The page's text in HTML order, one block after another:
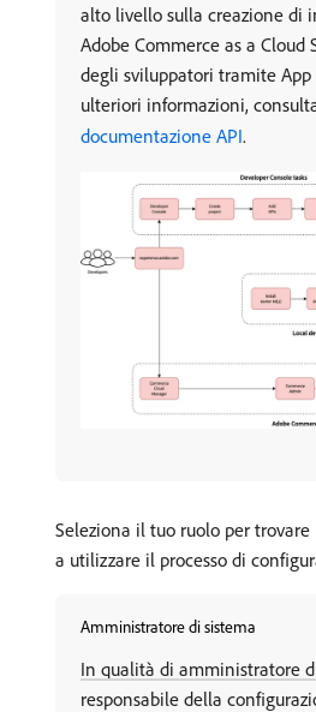
alto livello sulla creazione di
Adobe Commerce as a Cloud
degli sviluppatori tramite App
ulteriori informazioni,
documentazione API.
Seleziona il tuo ruolo per
a utilizzare il processo di
Amministratore di sistema
In qualità di amministratore
responsabile della